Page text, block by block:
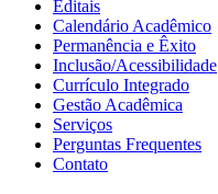
Editais
Calendário Acadêmico
Permanência e Êxito
Inclusão/Acessibilidade
Currículo Integrado
Gestão Acadêmica
Serviços
Perguntas Frequentes
Contato